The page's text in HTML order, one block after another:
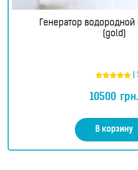
Генератор
(gold)
5.00
из 5
(
10500 грн.
В корзину